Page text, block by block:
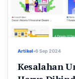
Artikel•6 Sep 2024
Kesalahan